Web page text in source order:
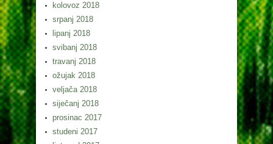
kolovoz 2018
srpanj 2018
lipanj 2018
svibanj 2018
travanj 2018
ožujak 2018
veljača 2018
siječanj 2018
prosinac 2017
studeni 2017